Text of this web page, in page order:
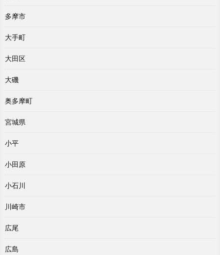
多摩市
大手町
大田区
大磯
奥多摩町
宮城県
小平
小田原
小石川
川崎市
広尾
広島